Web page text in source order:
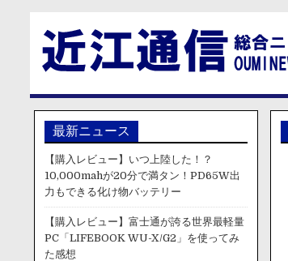
最新ニュース
【購入レビュー】いつ上陸した！？
10,000mahが20分で満タン！PD65W出
力もできる化け物バッテリー
【購入レビュー】富士通が誇る世界最軽量
PC「LIFEBOOK WU-X/G2」を使ってみ
た感想